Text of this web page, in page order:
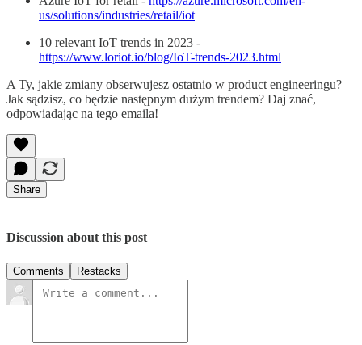
us/solutions/industries/retail/iot
10 relevant IoT trends in 2023 -
https://www.loriot.io/blog/IoT-trends-2023.html
A Ty, jakie zmiany obserwujesz ostatnio w product engineeringu?
Jak sądzisz, co będzie następnym dużym trendem? Daj znać,
odpowiadając na tego emaila!
Share
Discussion about this post
Comments Restacks